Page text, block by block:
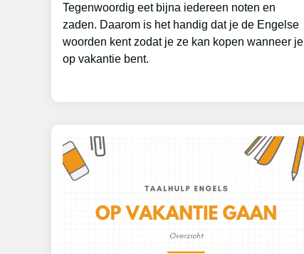
Tegenwoordig eet bijna iedereen noten en
zaden. Daarom is het handig dat je de Engelse
woorden kent zodat je ze kan kopen wanneer je
op vakantie bent.